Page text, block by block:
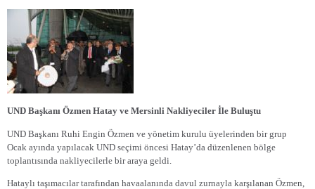
UND Başkanı Özmen Hatay ve Mersinli Nakliyeciler İle Buluştu
UND Başkanı Ruhi Engin Özmen ve yönetim kurulu üyelerinden bir grup
Ocak ayında yapılacak UND seçimi öncesi Hatay’da düzenlenen bölge
toplantısında nakliyecilerle bir araya geldi.
Hataylı taşımacılar tarafından havaalanında davul zurnayla karşılanan Özmen,